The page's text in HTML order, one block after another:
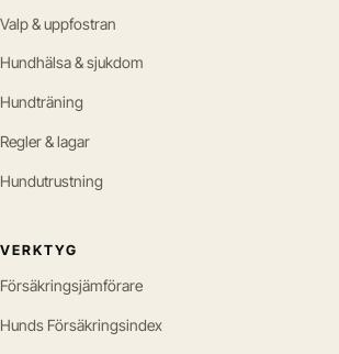
Valp & uppfostran
Hundhälsa & sjukdom
Hundträning
Regler & lagar
Hundutrustning
VERKTYG
Försäkringsjämförare
Hunds Försäkringsindex